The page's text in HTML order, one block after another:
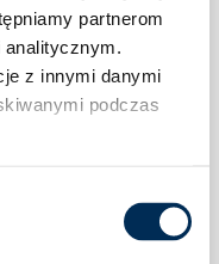
partnerom
z innymi danymi
podczas